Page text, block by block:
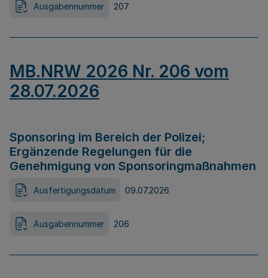
Ausgabennummer 207
MB.NRW 2026 Nr. 206 vom
28.07.2026
Sponsoring im Bereich der Polizei;
Ergänzende Regelungen für die
Genehmigung von Sponsoringmaßnahmen
Ausfertigungsdatum 09.07.2026
Ausgabennummer 206